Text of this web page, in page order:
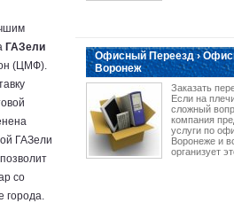
ГАЗели
(ЦМФ).
ГАЗели
со
города.
Офисный Переезд ›
Воронеж
Заказать
Если на
сложный
компания
услуги по
Воронеже и
организует